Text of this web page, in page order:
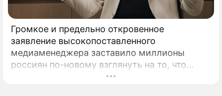
Громкое и предельно откровенное
заявление высокопоставленного
медиаменеджера заставило миллионы
россиян по-новому взглянуть на то, что
годами происходит на экране главного